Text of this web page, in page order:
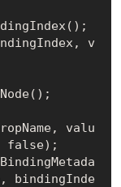
v
false);
bindingInde